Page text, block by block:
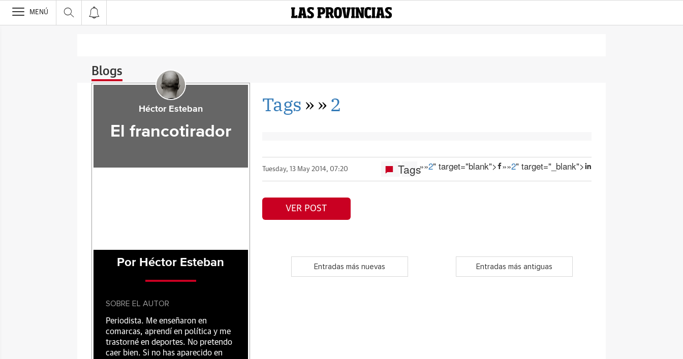
>
MENÚ
Blogs
Tags » » 2
Tuesday, 13 May 2014, 07:20 Tags»»2" target="blank"> »»2" target="_blank">
VER POST
Entradas más nuevas Entradas más antiguas
Héctor Esteban
El francotirador
Por Héctor Esteban
SOBRE EL AUTOR
Periodista. Me enseñaron en
comarcas, aprendí en política y me
trastorné en deportes. No pretendo
caer bien. Si no has aparecido en